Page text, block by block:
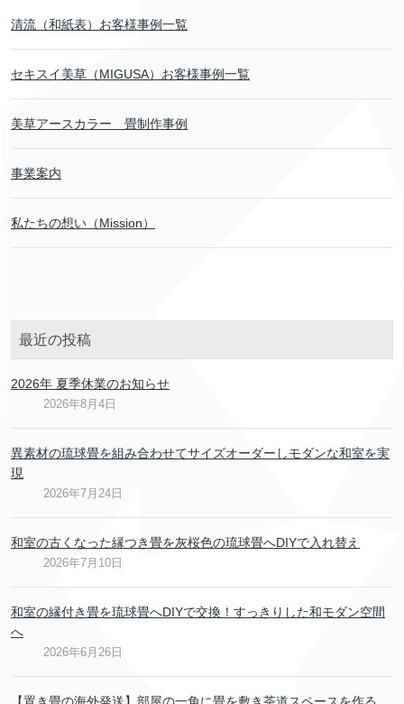
清流（和紙表）お客様事例一覧
セキスイ美草（MIGUSA）お客様事例一覧
美草アースカラー 畳制作事例
事業案内
私たちの想い（Mission）
最近の投稿
2026年 夏季休業のお知らせ
2026年8月4日
異素材の琉球畳を組み合わせてサイズオーダーしモダンな和室を実
現
2026年7月24日
和室の古くなった縁つき畳を灰桜色の琉球畳へDIYで入れ替え
2026年7月10日
和室の縁付き畳を琉球畳へDIYで交換！すっきりした和モダン空間
へ
2026年6月26日
【置き畳の海外発送】部屋の一角に畳を敷き茶道スペースを作る